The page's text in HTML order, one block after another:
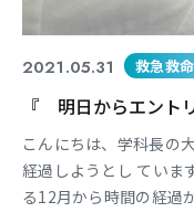
2021.05.31 救急救
『 明日からエント
こんにちは、学科長の
経過しようとし ていま
る12月から時間の経過